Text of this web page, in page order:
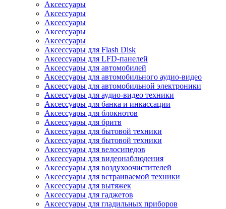
Аксессуары
Аксессуары
Аксессуары
Аксессуары
Аксессуары
Аксессуары для Flash Disk
Аксессуары для LFD-панелей
Аксессуары для автомобилей
Аксессуары для автомобильного аудио-видео
Аксессуары для автомобильной электроники
Аксессуары для аудио-видео техники
Аксессуары для банка и инкассации
Аксессуары для блокнотов
Аксессуары для бритв
Аксессуары для бытовой техники
Аксессуары для бытовой техники
Аксессуары для велосипедов
Аксессуары для видеонаблюдения
Аксессуары для воздухоочистителей
Аксессуары для встраиваемой техники
Аксессуары для вытяжек
Аксессуары для гаджетов
Аксессуары для гладильных приборов